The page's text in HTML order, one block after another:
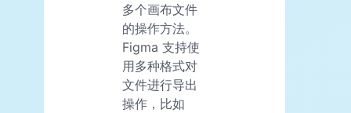
多个画布文件
的操作方法。
Figma 支持使
用多种格式对
文件进行导出
操作，比如